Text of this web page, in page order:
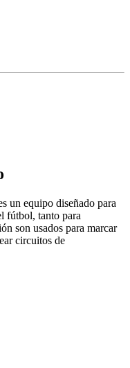
un equipo diseñado para
fútbol, tanto para
son usados para marcar
circuitos de